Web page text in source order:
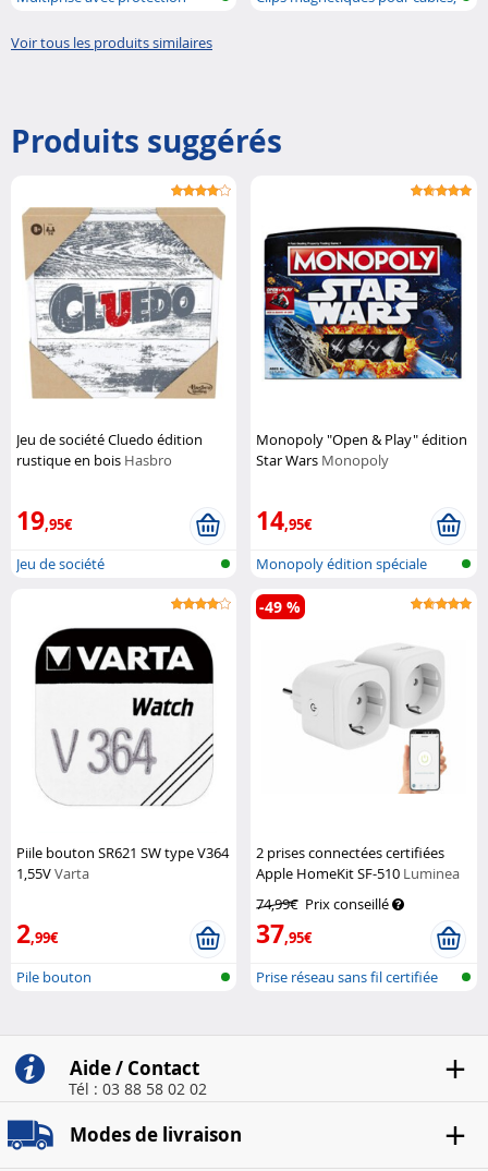
Voir tous les produits similaires
Produits suggérés
Jeu de société Cluedo édition
rustique en bois Hasbro
19,95€
Jeu de société
Monopoly "Open & Play" édition
Star Wars Monopoly
14,95€
Monopoly édition spéciale
Piile bouton SR621 SW type V364
1,55VVarta
2,99€
Pile bouton
2 prises connectées certifiées
Apple HomeKit SF-510 Luminea
74,99€ Prix conseillé
37,95€
-49 %
Prise réseau sans fil certifiée
Aide / Contact
Tél : 03 88 58 02 02
Modes de livraison